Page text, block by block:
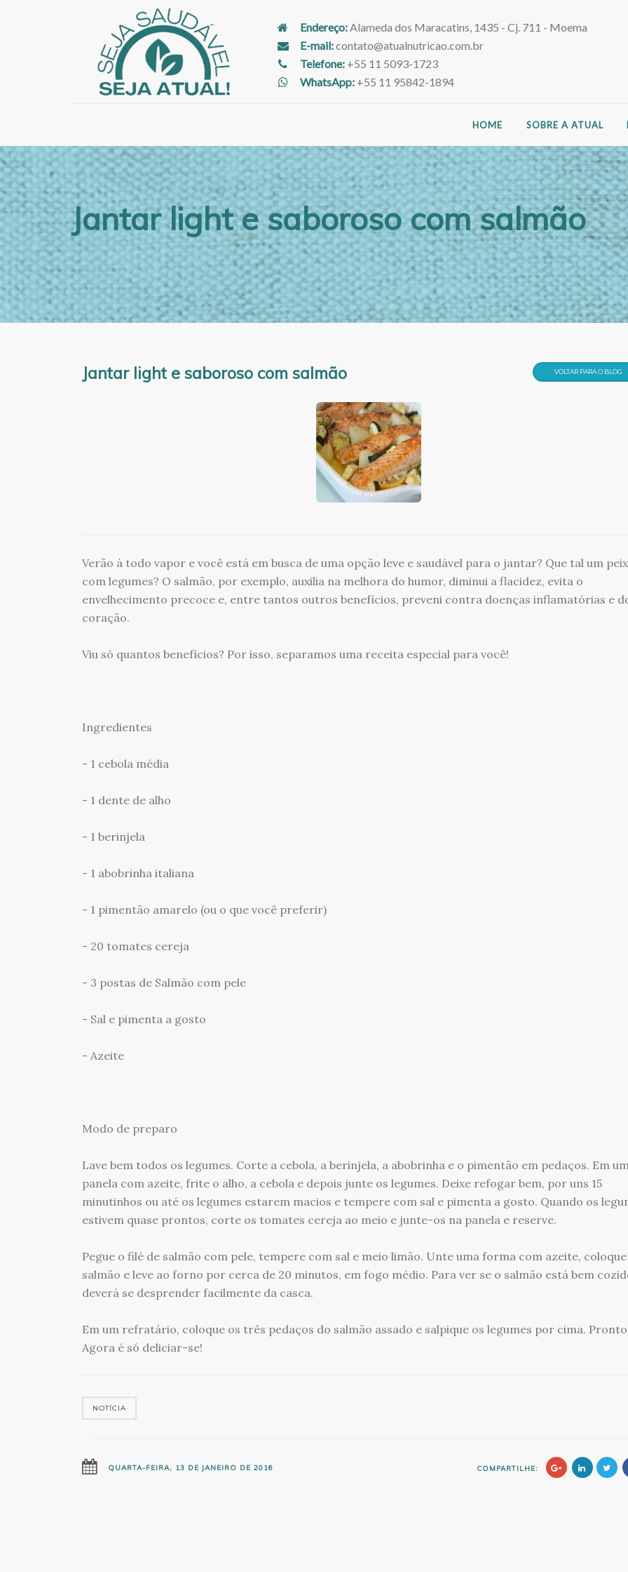
Endereço:Alameda dos Maracatins, 1435 - Cj. 711 - Moema
E-mail:contato@atualnutricao.com.br
Telefone:+55 11 5093-1723
WhatsApp:+55 11 95842-1894
HOME SOBRE A ATUAL
Jantar light e saboroso com salmão
Jantar light e saboroso com salmão VOLTAR PARA O BLOG
Verão à todo vapor e você está em busca de uma opção leve e saudável para o jantar? Que tal um
com legumes? O salmão, por exemplo, auxilia na melhora do humor, diminui a flacidez, evita o
envelhecimento precoce e, entre tantos outros benefícios, preveni contra doenças inflamatórias e
coração.
Viu só quantos benefícios? Por isso, separamos uma receita especial para você!
Ingredientes
- 1 cebola média
- 1 dente de alho
- 1 berinjela
- 1 abobrinha italiana
- 1 pimentão amarelo (ou o que você preferir)
- 20 tomates cereja
- 3 postas de Salmão com pele
- Sal e pimenta a gosto
- Azeite
Modo de preparo
Lave bem todos os legumes. Corte a cebola, a berinjela, a abobrinha e o pimentão em pedaços. Em
panela com azeite, frite o alho, a cebola e depois junte os legumes. Deixe refogar bem, por uns 15
minutinhos ou até os legumes estarem macios e tempere com sal e pimenta a gosto. Quando os
estivem quase prontos, corte os tomates cereja ao meio e junte-os na panela e reserve.
Pegue o filé de salmão com pele, tempere com sal e meio limão. Unte uma forma com azeite,
salmão e leve ao forno por cerca de 20 minutos, em fogo médio. Para ver se o salmão está bem
deverá se desprender facilmente da casca.
Em um refratário, coloque os três pedaços do salmão assado e salpique os legumes por cima.
Agora é só deliciar-se!
NOTÍCIA
QUARTA-FEIRA, 13 DE JANEIRO DE 2016 COMPARTILHE: